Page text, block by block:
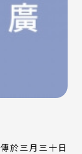
於三月三十日